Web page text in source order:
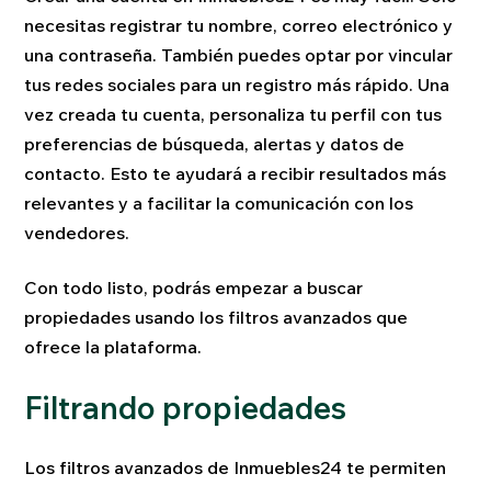
necesitas registrar tu nombre, correo electrónico y
una contraseña. También puedes optar por vincular
tus redes sociales para un registro más rápido. Una
vez creada tu cuenta, personaliza tu perfil con tus
preferencias de búsqueda, alertas y datos de
contacto. Esto te ayudará a recibir resultados más
relevantes y a facilitar la comunicación con los
vendedores.
Con todo listo, podrás empezar a buscar
propiedades usando los filtros avanzados que
ofrece la plataforma.
Filtrando propiedades
Los filtros avanzados de Inmuebles24 te permiten